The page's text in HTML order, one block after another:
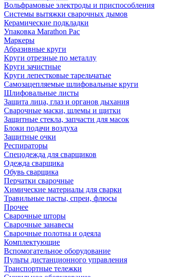
Вольфрамовые электроды и приспособления
Системы вытяжки сварочных дымов
Керамические подкладки
Упаковка Marathon Pac
Маркеры
Абразивные круги
Круги отрезные по металлу
Круги зачистные
Круги лепестковые тарельчатые
Самозацепляемые шлифовальные круги
Шлифовальные листы
Защита лица, глаз и органов дыхания
Сварочные маски, шлемы и щитки
Защитные стекла, запчасти для масок
Блоки подачи воздуха
Защитные очки
Респираторы
Спецодежда для сварщиков
Одежда сварщика
Обувь сварщика
Перчатки сварочные
Химические материалы для сварки
Травильные пасты, спреи, флюсы
Прочее
Сварочные шторы
Сварочные занавесы
Сварочные полотна и одеяла
Комплектующие
Вспомогательное оборудование
Пульты дистанционного управления
Транспортные тележки